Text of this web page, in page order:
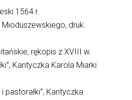
1564 r.
Mioduszewskiego, druk.
rękopis z XVIII w.
Kantyczka Karola Miarki
pastorałki”, Kantyczka